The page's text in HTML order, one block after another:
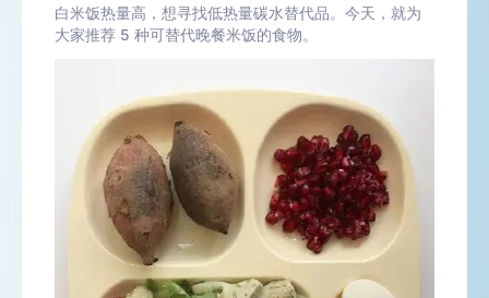
白米饭热量高，想寻找低热量碳水替代品。今天，就为
大家推荐 5 种可替代晚餐米饭的食物。